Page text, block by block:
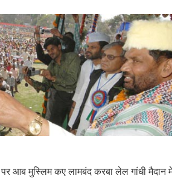
आब मुस्लिम कए लामबंद करबा लेल गांधी मैदान